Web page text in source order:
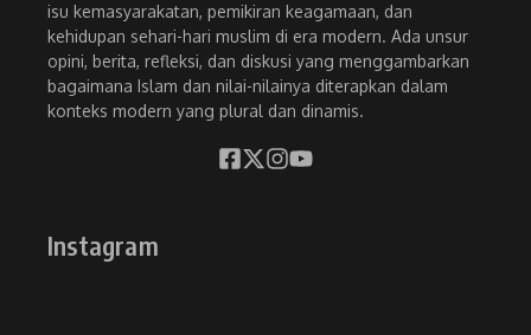
isu kemasyarakatan, pemikiran keagamaan, dan
kehidupan sehari-hari muslim di era modern. Ada unsur
opini, berita, refleksi, dan diskusi yang menggambarkan
bagaimana Islam dan nilai-nilainya diterapkan dalam
konteks modern yang plural dan dinamis.
Instagram